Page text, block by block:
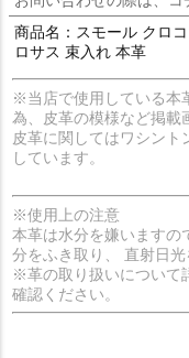
商品名：スモール クロ
ロサス 束入れ 本革
※当店で使用している本
為、皮革の模様など掲載
皮革に関してはワシント
しています。
※使用上の注意
本革は水分を嫌いますの
分をふき取り、 直射日光
※革の取り扱いについて
確認ください。